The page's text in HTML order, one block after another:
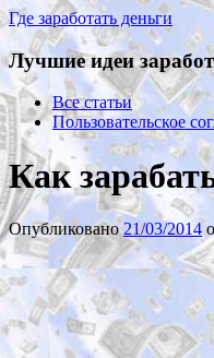
Где заработать деньги
Лучшие идеи
Все статьи
Пользовательское
Как
Опубликовано21/03/2014